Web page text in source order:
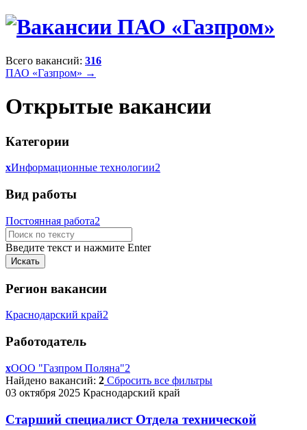
Всего вакансий: 316
ПАО «Газпром» →
Открытые вакансии
Категории
xИнформационные технологии2
Вид работы
Постоянная работа2
Введите текст и нажмите Enter
Регион вакансии
Краснодарский край2
Работодатель
xООО "Газпром Поляна"2
Найдено вакансий: 2 Сбросить все фильтры
03 октября 2025 Краснодарский край
Старший специалист Отдела технической